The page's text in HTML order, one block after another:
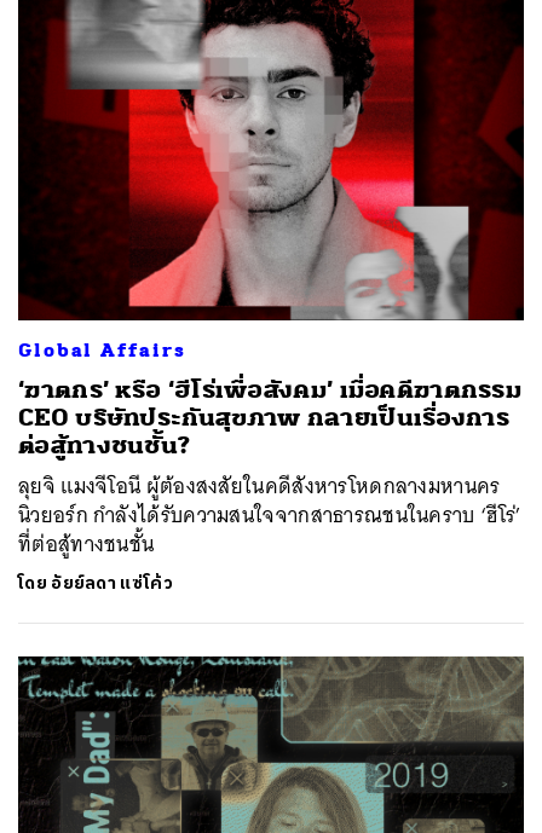
Global Affairs
‘ฆาตกร’ หรือ ‘ฮีโร่เพื่อสังคม’ เมื่อคดีฆาตกรรม
CEO บริษัทประกันสุขภาพ กลายเป็นเรื่องการ
ต่อสู้ทางชนชั้น?
ลุยจิ แมงจีโอนี ผู้ต้องสงสัยในคดีสังหารโหดกลางมหานคร
นิวยอร์ก กำลังได้รับความสนใจจากสาธารณชนในคราบ ‘ฮีโร่’
ที่ต่อสู้ทางชนชั้น
โดย อัยย์ลดา แซ่โค้ว